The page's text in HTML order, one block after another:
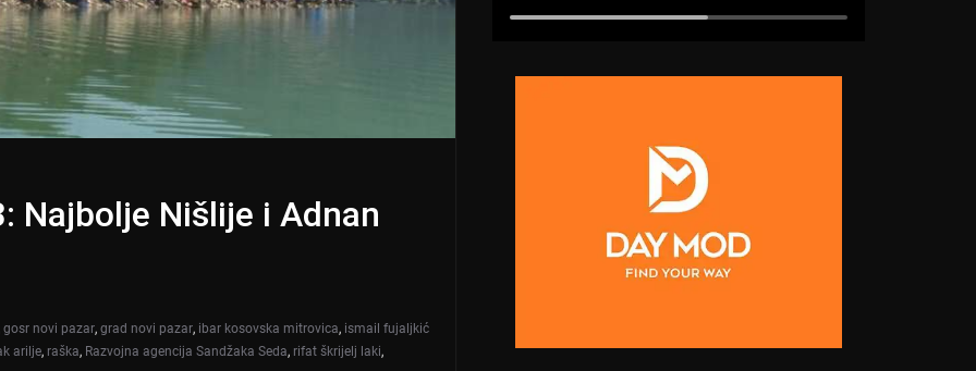
Najbolje Nišlije i Adnan
gosr novi pazar, grad novi pazar, ibar kosovska mitrovica, ismail fujaljkić
arilje, raška, Razvojna agencija Sandžaka Seda, rifat škrijelj laki,